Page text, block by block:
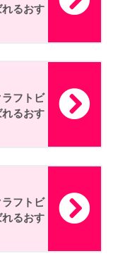
るおす
フトビ
るおす
フトビ
るおす